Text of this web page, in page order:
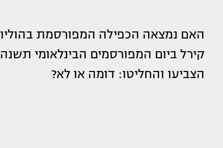
האם נמצאה הכפילה המפורסמת
קירל ביום המפורסמים הבינלאומי
הצביעו והחליטו: דומה או לא?